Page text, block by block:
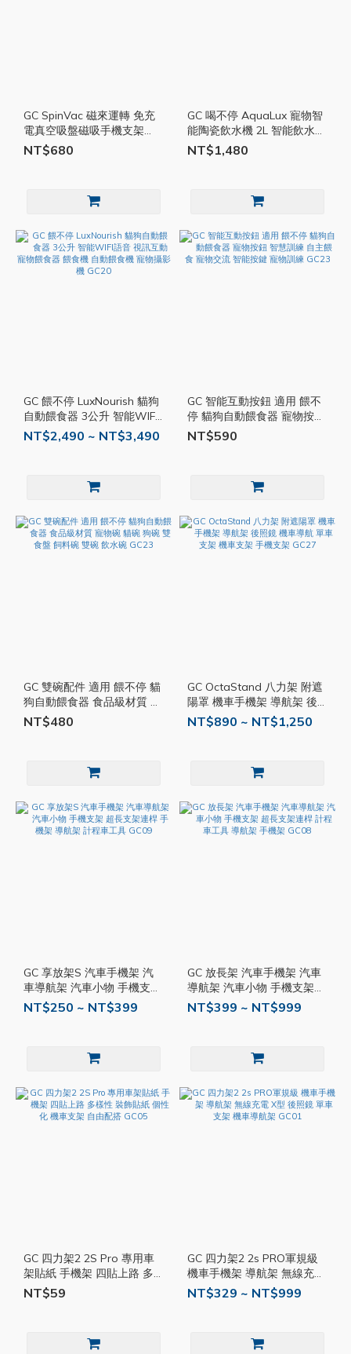
GC SpinVac 磁來運轉 免充
電真空吸盤磁吸手機支架
GC32
NT$680
GC 喝不停 AquaLux 寵物智
能陶瓷飲水機 2L 智能飲水機
寵物飲水機 智慧飲水機 智能
無線 飲水器 GC21
NT$1,480
GC 餵不停 LuxNourish 貓狗
自動餵食器 3公升 智能WIFI
語音 視訊互動 寵物餵食器
餵食機 自動餵食機 寵物攝影
NT$2,490 ~ NT$3,490
GC 智能互動按鈕 適用 餵不
停 貓狗自動餵食器 寵物按鈕
智慧訓練 自主餵食 寵物交流
智能按鍵 寵物訓練 GC23
NT$590
GC 雙碗配件 適用 餵不停 貓
狗自動餵食器 食品級材質 寵
物碗 貓碗 狗碗 雙食盤 飼料
碗 雙碗 飲水碗 GC23
NT$480
GC OctaStand 八力架 附遮
陽罩 機車手機架 導航架 後
照鏡 機車導航 單車支架 機
車支架 手機支架 GC27
NT$890 ~ NT$1,250
GC 享放架S 汽車手機架 汽
車導航架 汽車小物 手機支架
超長支架連桿 手機架 導航架
計程車工具 GC09
NT$250 ~ NT$399
GC 放長架 汽車手機架 汽車
導航架 汽車小物 手機支架
超長支架連桿 計程車工具 導
航架 手機架 GC08
NT$399 ~ NT$999
GC 四力架2 2S Pro 專用車
架貼紙 手機架 四貼上路 多
樣性 裝飾貼紙 個性化 機車
支架 自由配搭 GC05
NT$59
GC 四力架2 2s PRO軍規級
機車手機架 導航架 無線充電
X型 後照鏡 單車支架 機車導
NT$329 ~ NT$999